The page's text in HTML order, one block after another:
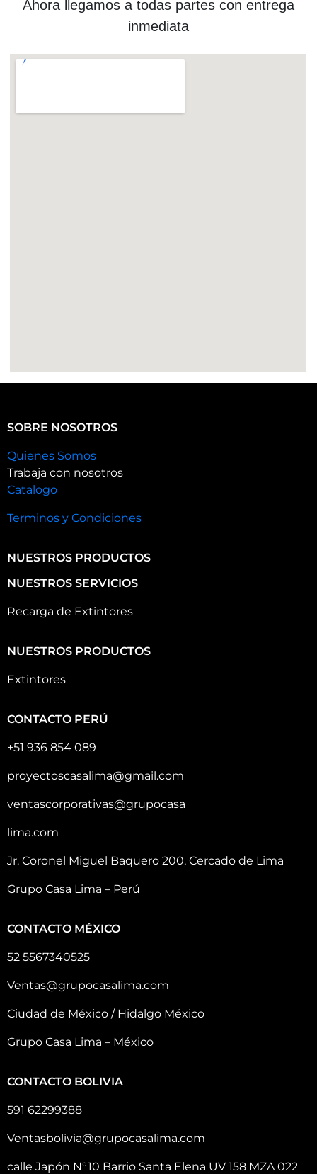
Ahora llegamos a todas partes con entrega
inmediata
SOBRE NOSOTROS
Quienes Somos
Trabaja con nosotros
Catalogo
Terminos y Condiciones
NUESTROS PRODUCTOS
NUESTROS SERVICIOS
Recarga de Extintores
NUESTROS PRODUCTOS
Extintores
CONTACTO PERÚ
+51 936 854 089
proyectoscasalima@gmail.com
ventascorporativas@grupocasa
lima.com
Jr. Coronel Miguel Baquero 200, Cercado de Lima
Grupo Casa Lima – Perú
CONTACTO MÉXICO
52 5567340525
Ventas@grupocasalima.com
Ciudad de México / Hidalgo México
Grupo Casa Lima – México
CONTACTO BOLIVIA
591 62299388
Ventasbolivia@grupocasalima.com
calle Japón N°10 Barrio Santa Elena UV 158 MZA 022